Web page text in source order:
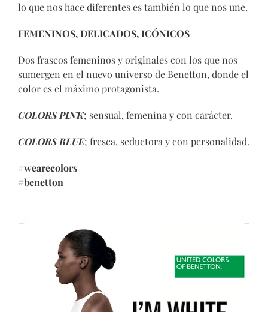
lo que nos hace diferentes es también lo que nos une.
FEMENINOS, DELICADOS, ICÓNICOS
Dos frascos femeninos y originales con los que nos
sumergen en el nuevo universo de Benetton, donde el
color es el máximo protagonista.
COLORS PINK; sensual, femenina y con carácter.
COLORS BLUE; fresca, seductora y con personalidad.
#wearecolors
#benetton